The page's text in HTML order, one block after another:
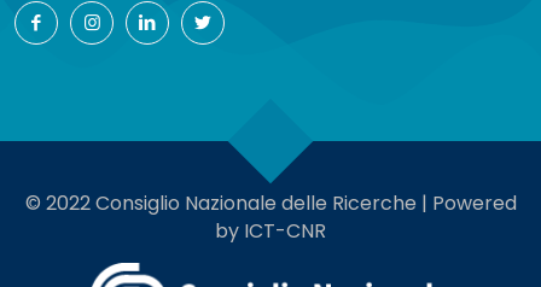
© 2022 Consiglio Nazionale delle Ricerche | Powered
by ICT-CNR